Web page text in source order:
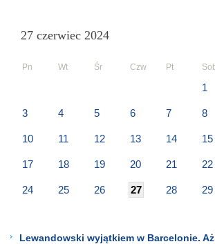
27 czerwiec 2024
Pn Wt Śr Czw Pt
1
3 4 5 6 7 8
10 11 12 13 14 15
17 18 19 20 21 22
24 25 26 27 28 29
Lewandowski wyjątkiem w Barcelonie.